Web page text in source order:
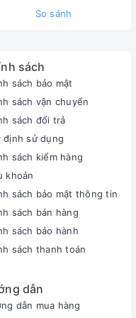
từ cạnh này sang
độ phân giải cao,
So sánh
sách
sách bảo mật
sách vận chuyển
sách đổi trả
định sử dụng
sách kiểm hàng
khoản
sách bảo mật thông tin
sách bán hàng
sách bảo hành
sách thanh toán
dẫn
dẫn mua hàng